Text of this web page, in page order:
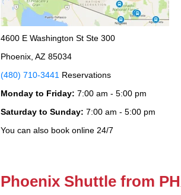
4600 E Washington St Ste 300
Phoenix, AZ 85034
(480) 710-3441 Reservations
Monday to Friday: 7:00 am - 5:00 pm
Saturday to Sunday: 7:00 am - 5:00 pm
You can also book online 24/7
Phoenix Shuttle from